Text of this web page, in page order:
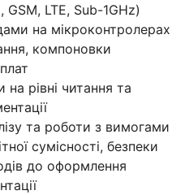
GSM, LTE, Sub-1GHz)
на мікроконтролерах
компоновки
рівні читання та
та роботи з вимогами
сумісності, безпеки
до оформлення